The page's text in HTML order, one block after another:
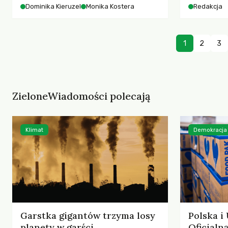
współczesnego miasta.
Dominika Kieruzel Monika Kostera Redakcja
1 2 3
ZieloneWiadomości polecają
Garstka gigantów trzyma losy
Klimat
Polska i
Demokracja